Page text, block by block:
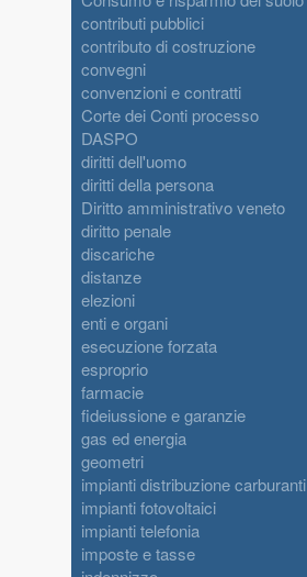
contributi pubblici
contributo di costruzione
convegni
convenzioni e contratti
Corte dei Conti processo
DASPO
diritti dell'uomo
diritti della persona
Diritto amministrativo veneto
diritto penale
discariche
distanze
elezioni
enti e organi
esecuzione forzata
esproprio
farmacie
fideiussione e garanzie
gas ed energia
geometri
impianti distribuzione carburanti
impianti fotovoltaici
impianti telefonia
imposte e tasse